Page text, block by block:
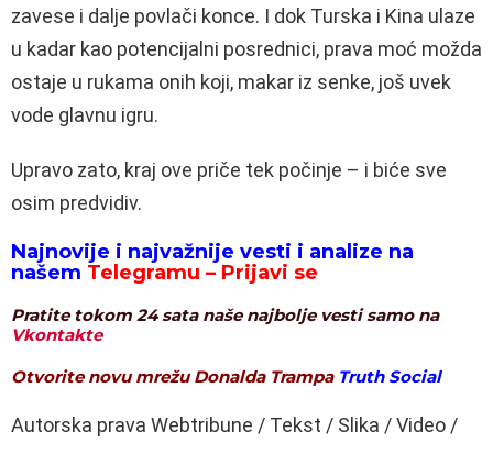
zavese i dalje povlači konce. I dok Turska i Kina ulaze
u kadar kao potencijalni posrednici, prava moć možda
ostaje u rukama onih koji, makar iz senke, još uvek
vode glavnu igru.
Upravo zato, kraj ove priče tek počinje – i biće sve
osim predvidiv.
Najnovije i najvažnije vesti i analize na
našem Telegramu – Prijavi se
Pratite tokom 24 sata naše najbolje vesti samo na
Vkontakte
Otvorite novu mrežu Donalda Trampa Truth Social
Autorska prava Webtribune / Tekst / Slika / Video /